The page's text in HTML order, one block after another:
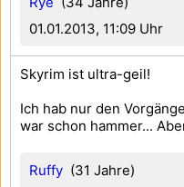
01.01.2013, 11:09 Uhr
Ruffy (31 Jahre)
Skyrim ist ultra-geil!
Ich hab nur den
war schon hammer...